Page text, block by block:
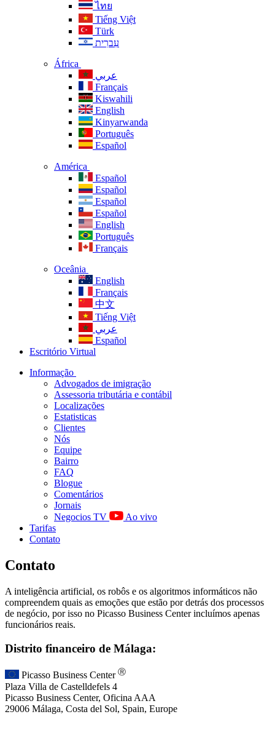
ไทย
Tiếng Việt
Türk
עִברִית
África
عربي
Français
Kiswahili
English
Kinyarwanda
Português
Español
América
Español
Español
Español
Español
English
Português
Français
Oceânia
English
Français
中文
Tiếng Việt
عربي
Español
Escritório Virtual
Informação
Advogados de imigração
Assessoria tributária e contábil
Localizações
Estatisticas
Clientes
Nós
Equipe
Bairro
FAQ
Blogue
Comentários
Jornais
Negocios TV
Ao vivo
Tarifas
Contato
Contato
A inteligência artificial, os robôs e os algoritmos informáticos não
compreendem quais as emoções que estão por detrás dos processos
de negócio, por isso no Picasso Business Center incluímos apenas
funcionários reais.
Distrito financeiro de Málaga:
Picasso Business Center Ⓡ
Plaza Villa de Castelldefels 4
Picasso Business Center, Oficina AAA
29006 Málaga, Costa del Sol, Spain, Europe